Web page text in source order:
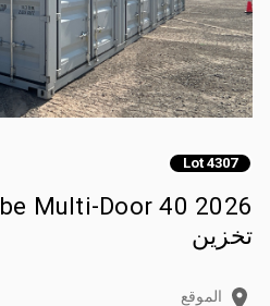
Lot 4307
تخزين
الموقع